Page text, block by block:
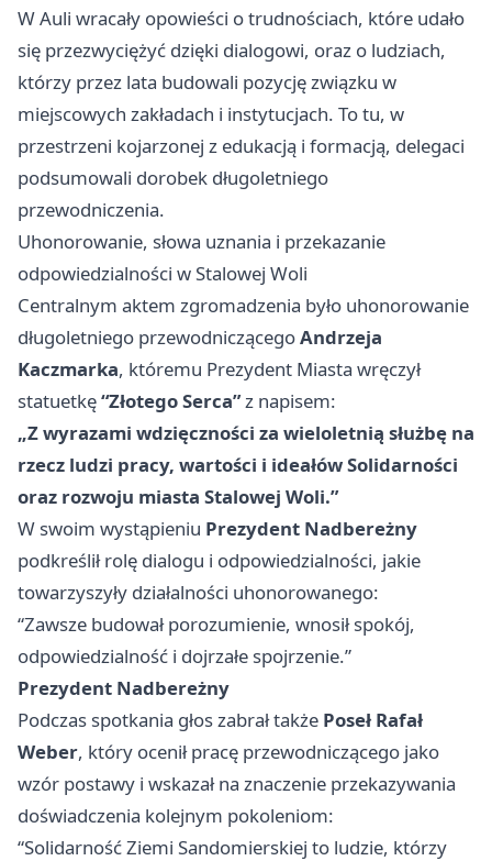
W Auli wracały opowieści o trudnościach, które udało
się przezwyciężyć dzięki dialogowi, oraz o ludziach,
którzy przez lata budowali pozycję związku w
miejscowych zakładach i instytucjach. To tu, w
przestrzeni kojarzonej z edukacją i formacją, delegaci
podsumowali dorobek długoletniego
przewodniczenia.
Uhonorowanie, słowa uznania i przekazanie
odpowiedzialności w Stalowej Woli
Centralnym aktem zgromadzenia było uhonorowanie
długoletniego przewodniczącegoAndrzeja
Kaczmarka, któremu Prezydent Miasta wręczył
statuetkę“Złotego Serca”z napisem:
„Z wyrazami wdzięczności za wieloletnią służbę na
rzecz ludzi pracy, wartości i ideałów Solidarności
oraz rozwoju miasta Stalowej Woli.”
W swoim wystąpieniu Prezydent Nadbereżny
podkreślił rolę dialogu i odpowiedzialności, jakie
towarzyszyły działalności uhonorowanego:
“Zawsze budował porozumienie, wnosił spokój,
odpowiedzialność i dojrzałe spojrzenie.”
Prezydent Nadbereżny
Podczas spotkania głos zabrał także Poseł Rafał
Weber, który ocenił pracę przewodniczącego jako
wzór postawy i wskazał na znaczenie przekazywania
doświadczenia kolejnym pokoleniom:
“Solidarność Ziemi Sandomierskiej to ludzie, którzy